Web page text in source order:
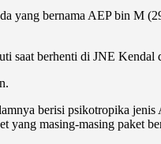
yang bernama AEP bin M
saat berhenti di JNE
berisi psikotropika
yang masing-masing